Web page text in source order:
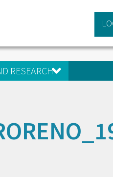
RESEARCH